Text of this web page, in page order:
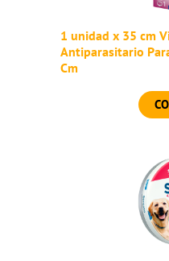
1 unidad x 35 cm
Antiparasitario
Cm